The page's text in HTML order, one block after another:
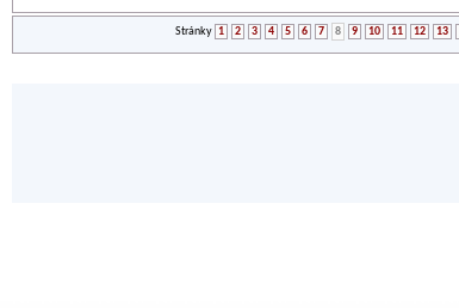
Stránky 1 2 3 4 5 6 7 8 9 10 11 12 13